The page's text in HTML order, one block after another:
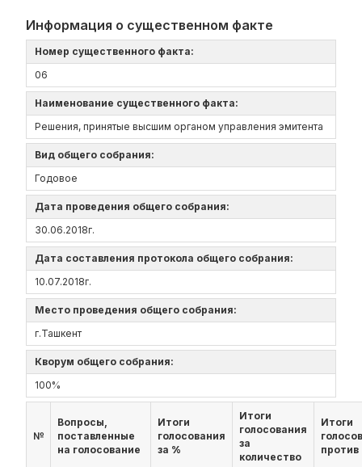
Информация о существенном факте
Номер существенного факта:
06
Наименование существенного факта:
Решения, принятые высшим органом управления эмитента
Вид общего собрания:
Годовое
Дата проведения общего собрания:
30.06.2018г.
Дата составления протокола общего собрания:
10.07.2018г.
Место проведения общего собрания:
г.Ташкент
Кворум общего собрания:
100%
№
Вопросы,
поставленные
на голосование
Итоги
голосования
за %
Итоги
голосования
за
количество
Итоги
против